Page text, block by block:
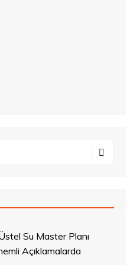
Su Master Planı
Açıklamalarda